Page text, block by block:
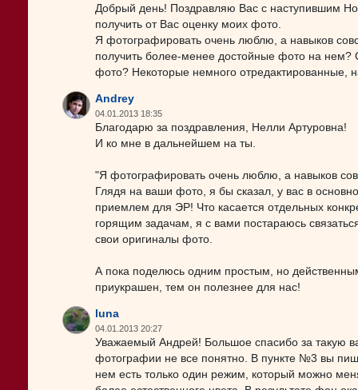
Добрый день! Поздравляю Вас с наступившим
получить от Вас оценку моих фото.
Я фотографировать очень люблю, а навыков
получить более-менее достойные фото на нем?
фото? Некоторые немного отредактированные,
Andrey
04.01.2013 18:35
Благодарю за поздравления, Нелли Артуровна!
И ко мне в дальнейшем на ты.
"Я фотографировать очень люблю, а навыков
Глядя на ваши фото, я бы сказал, у вас в
приемлем для ЭР! Что касается отдельных
горящим задачам, я с вами постараюсь
свои оригиналы фото.
А пока поделюсь одним простым, но
приукрашен, тем он полезнее для нас!
luna
04.01.2013 20:27
Уважаемый Андрей! Большое спасибо за такую
фотографии не все понятно. В пункте №3 вы
нем есть только один режим, который можно